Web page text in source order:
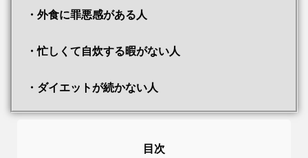
・外食に罪悪感がある人
・忙しくて自炊する暇がない人
・ダイエットが続かない人
目次